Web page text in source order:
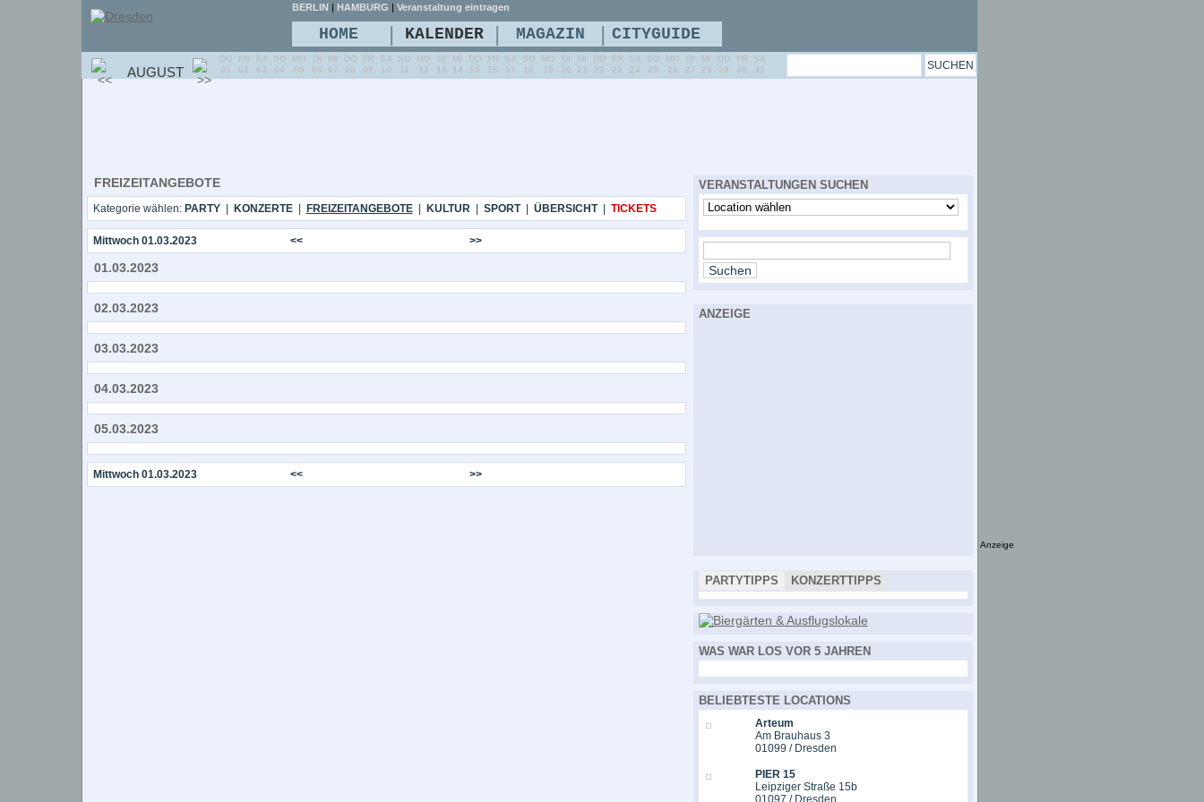
FREIZEITANGEBOTE
Kategorie wählen: PARTY| KONZERTE| FREIZEITANGEBOTE| KULTUR| SPORT| ÜBERSICHT| TICKETS
Mittwoch 01.03.2023 << >>
01.03.2023
02.03.2023
03.03.2023
04.03.2023
05.03.2023
Mittwoch 01.03.2023 << >>
VERANSTALTUNGEN SUCHEN
ANZEIGE
PARTYTIPPS KONZERTTIPPS
WAS WAR LOS VOR 5 JAHREN
BELIEBTESTE LOCATIONS
Arteum
Am Brauhaus 3
01099 / Dresden
PIER 15
Leipziger Straße 15b
01097 / Dresden
BERLIN | HAMBURG | Veranstaltung eintragen
HOME | KALENDER | MAGAZIN | CITYGUIDE
AUGUST
DO
01
FR
02
SA
03
SO
04
MO
05
DI
06
MI
07
DO
08
FR
09
SA
10
SO
11
MO
12
DI
13
MI
14
DO
15
FR
16
SA
17
SO
18
MO
19
DI
20
MI
21
DO
22
FR
23
SA
24
SO
25
MO
26
DI
27
MI
28
DO
29
FR
30
SA
31
Anzeige